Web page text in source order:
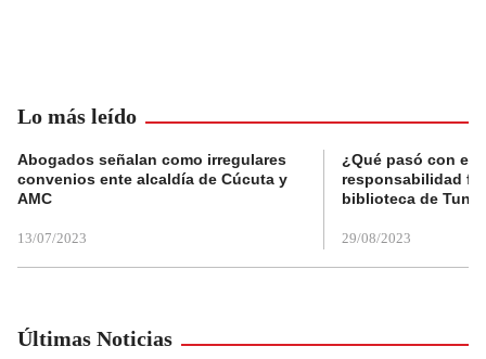
Lo más leído
Abogados señalan como irregulares
convenios ente alcaldía de Cúcuta y
AMC
13/07/2023
¿Qué pasó con el
responsabilidad
biblioteca de
29/08/2023
Últimas Noticias